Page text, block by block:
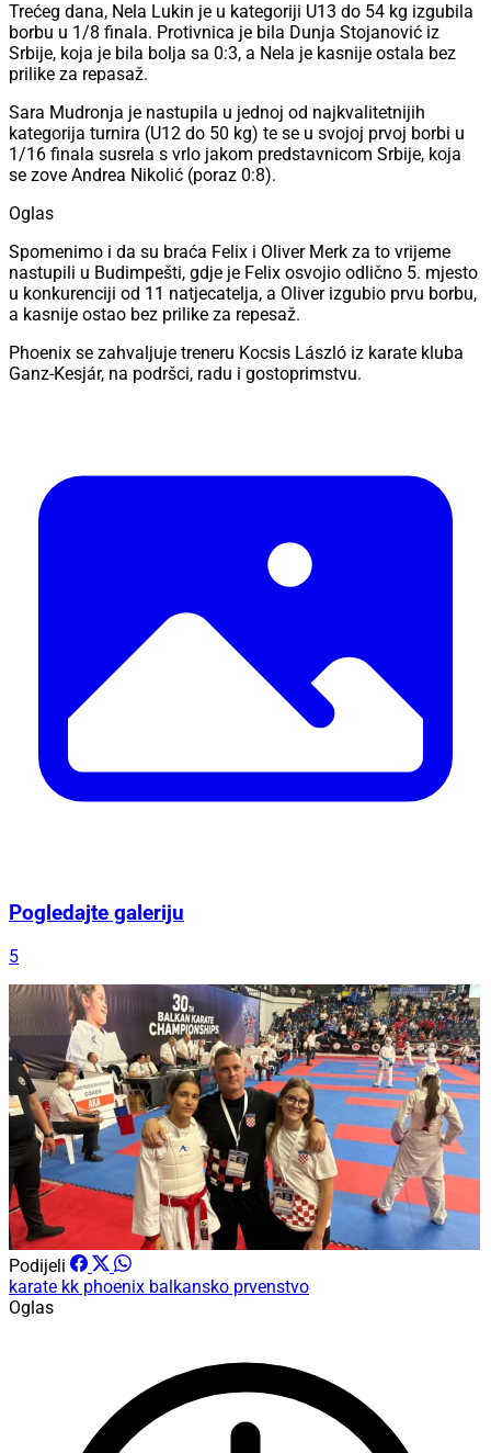
Trećeg dana, Nela Lukin je u kategoriji U13 do 54 kg izgubila
borbu u 1/8 finala. Protivnica je bila Dunja Stojanović iz
Srbije, koja je bila bolja sa 0:3, a Nela je kasnije ostala bez
prilike za repasaž.
Sara Mudronja je nastupila u jednoj od najkvalitetnijih
kategorija turnira (U12 do 50 kg) te se u svojoj prvoj borbi u
1/16 finala susrela s vrlo jakom predstavnicom Srbije, koja
se zove Andrea Nikolić (poraz 0:8).
Oglas
Spomenimo i da su braća Felix i Oliver Merk za to vrijeme
nastupili u Budimpešti, gdje je Felix osvojio odlično 5. mjesto
u konkurenciji od 11 natjecatelja, a Oliver izgubio prvu borbu,
a kasnije ostao bez prilike za repesaž.
Phoenix se zahvaljuje treneru Kocsis László iz karate kluba
Ganz-Kesjár, na podršci, radu i gostoprimstvu.
Pogledajte galeriju
5
Podijeli
karate kk phoenix balkansko prvenstvo
Oglas